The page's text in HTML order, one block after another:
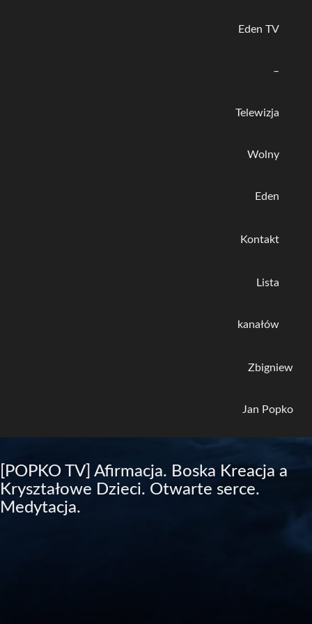
Eden TV
–
Telewizja
Wolny
Eden
Kontakt
Lista
kanałów
Zbigniew
Jan Popko
[POPKO TV] Afirmacja. Boska Kreacja a
Kryształowe Dzieci. Otwarte serce.
Medytacja.